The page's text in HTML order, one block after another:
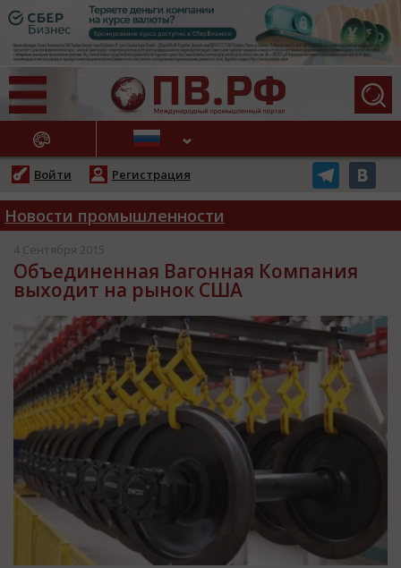
НОВОСТИ
Войти Регистрация
Новости промышленности
4 Сентября 2015
Объединенная Вагонная Компания
выходит на рынок США